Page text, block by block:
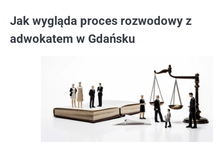
Jak wygląda proces rozwodowy z
adwokatem w Gdańsku